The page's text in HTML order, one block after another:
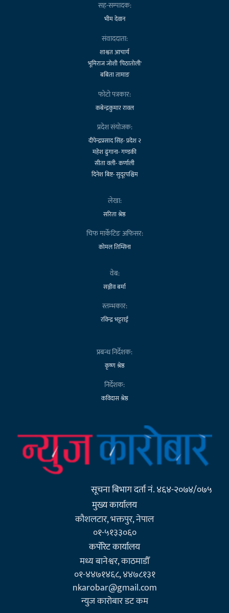
सह-सम्पादक:
भीम देवान
संवाददाता:
शाश्वत आचार्य
भूमिराज जोशी 'पिठातोली'
बबिता तामाङ
फोटो पत्रकार:
कबेन्द्रकुमार रावल
प्रदेश संयोजक:
दीपेन्द्रप्रसाद सिंह- प्रदेश २
महेश ढुंगाना- गण्डकी
सीता वली- कर्णाली
दिनेश बिष्ट- सुदूरपश्चिम
लेखा:
सरिता श्रेष्ठ
चिफ मार्केटिङ अफिसर:
कोमल तिम्सिना
वेब:
सञ्जीव बर्मा
स्तम्भकार:
रविन्द्र भट्टराई
प्रबन्ध निर्देशक:
कृष्ण श्रेष्ठ
निर्देशक:
कविदास श्रेष्ठ
सूचना बिभाग दर्ता नं. ४६४-२०७४/०७५
मुख्य कार्यालय
कौशलटार, भक्तपुर, नेपाल
०१-५१३३०६०
कर्पाेरेट कार्यालय
मध्य बानेश्वर, काठमाडौँ
०१-४४७१४६८, ४४७८१३१
nkarobar@gmail.com
न्युज कारोबार डट कम